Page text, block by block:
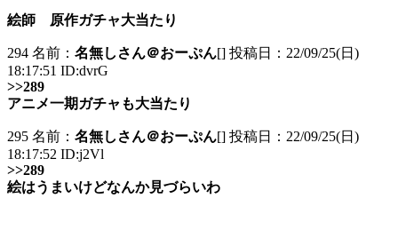
絵師 原作ガチャ大当たり
294 名前： 名無しさん＠おーぷん[] 投稿日：22/09/25(日)
18:17:51 ID:dvrG
>>289
アニメ一期ガチャも大当たり
295 名前： 名無しさん＠おーぷん[] 投稿日：22/09/25(日)
18:17:52 ID:j2Vl
>>289
絵はうまいけどなんか見づらいわ